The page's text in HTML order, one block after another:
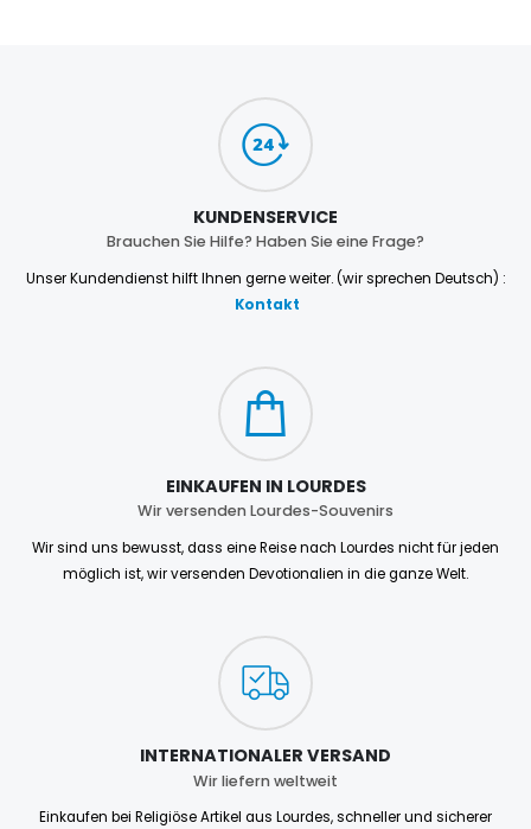
KUNDENSERVICE
Brauchen Sie Hilfe? Haben Sie eine Frage?
Unser Kundendienst hilft Ihnen gerne weiter. (wir sprechen Deutsch) :
Kontakt
EINKAUFEN IN LOURDES
Wir versenden Lourdes-Souvenirs
Wir sind uns bewusst, dass eine Reise nach Lourdes nicht für jeden
möglich ist, wir versenden Devotionalien in die ganze Welt.
INTERNATIONALER VERSAND
Wir liefern weltweit
Einkaufen bei Religiöse Artikel aus Lourdes, schneller und sicherer